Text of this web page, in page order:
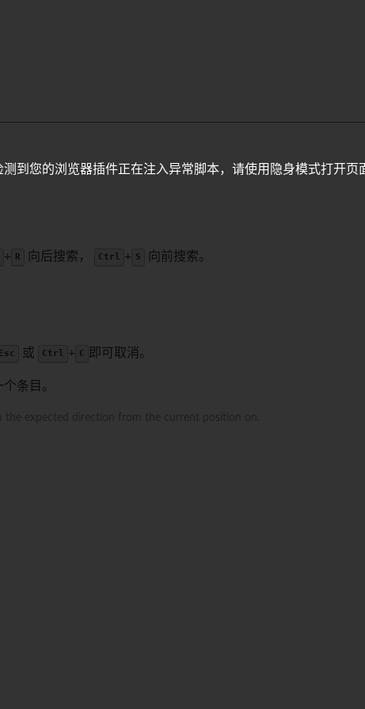
+ R 向后搜索， Ctrl + S 向前搜索。
Esc 或 Ctrl + C 即可取消。
条目。
测到您的浏览器插件正在注入异常脚本，请使用隐身模式打开页